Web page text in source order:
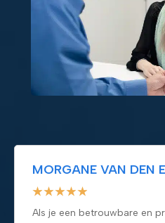
MORGANE VAN DEN
★★★★★
Als je een betrouwbare en